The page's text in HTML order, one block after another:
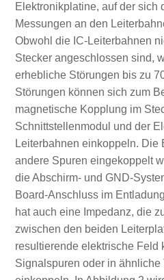
Elektronikplatine, auf der sich
Messungen an den
Obwohl die IC-Leiterbahnen
Stecker angeschlossen sind,
erhebliche Störungen bis zu
Störungen können sich zum
magnetische Kopplung im
Schnittstellenmodul und der
Leiterbahnen einkoppeln. Die
andere Spuren eingekoppelt
die Abschirm- und GND-
Board-Anschluss im
hat auch eine Impedanz, die
zwischen den beiden
resultierende elektrische Feld
Signalspuren oder in ähnliche